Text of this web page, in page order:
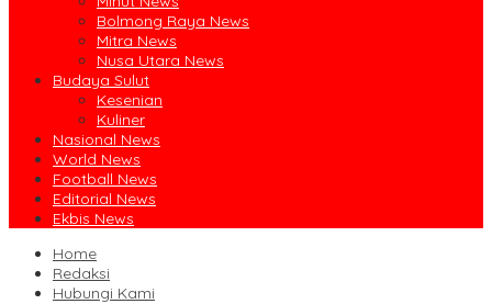
Bolmong Raya News
Mitra News
Nusa Utara News
Budaya Sulut
Kesenian
Kuliner
Nasional News
World News
Football News
Editorial News
Ekbis News
Home
Redaksi
Hubungi Kami